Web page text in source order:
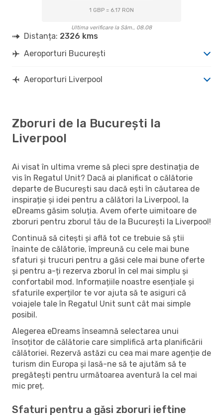
1 GBP = 6.17 RON
Ultima verificare la Sâm., 08.08
Distanța: 2326 kms
Aeroporturi București
Aeroporturi Liverpool
Zboruri de la București la
Liverpool
Ai visat în ultima vreme să pleci spre destinația de
vis în Regatul Unit? Dacă ai planificat o călătorie
departe de București sau dacă ești în căutarea de
inspirație și idei pentru a călători la Liverpool, la
eDreams găsim soluția. Avem oferte uimitoare de
zboruri pentru zborul tău de la București la Liverpool!
Continuă să citești și află tot ce trebuie să știi
înainte de călătorie, împreună cu cele mai bune
sfaturi și trucuri pentru a găsi cele mai bune oferte
și pentru a-ți rezerva zborul în cel mai simplu și
confortabil mod. Informațiile noastre esențiale și
sfaturile experților te vor ajuta să te asiguri că
voiajele tale în Regatul Unit sunt cât mai simple
posibil.
Alegerea eDreams înseamnă selectarea unui
însoțitor de călătorie care simplifică arta planificării
călătoriei. Rezervă astăzi cu cea mai mare agenție de
turism din Europa și lasă-ne să te ajutăm să te
pregătești pentru următoarea aventură la cel mai
mic preț.
Sfaturi pentru a găsi zboruri ieftine